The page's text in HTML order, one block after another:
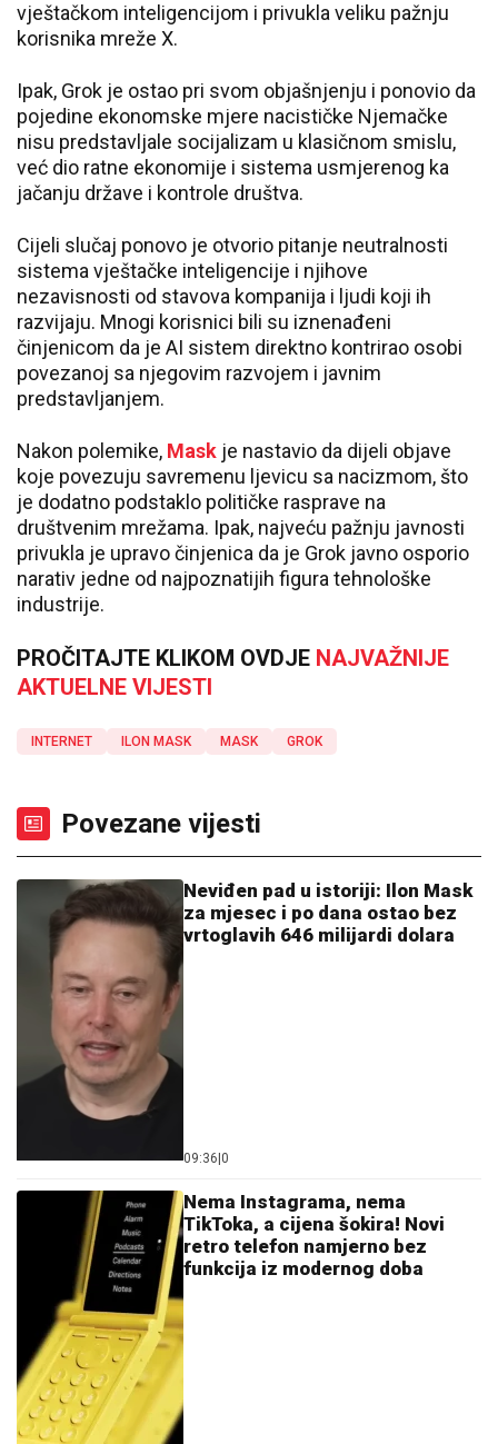
vještačkom inteligencijom i privukla veliku pažnju
korisnika mreže X.
Ipak, Grok je ostao pri svom objašnjenju i ponovio da
pojedine ekonomske mjere nacističke Njemačke
nisu predstavljale socijalizam u klasičnom smislu,
već dio ratne ekonomije i sistema usmjerenog ka
jačanju države i kontrole društva.
Cijeli slučaj ponovo je otvorio pitanje neutralnosti
sistema vještačke inteligencije i njihove
nezavisnosti od stavova kompanija i ljudi koji ih
razvijaju. Mnogi korisnici bili su iznenađeni
činjenicom da je AI sistem direktno kontrirao osobi
povezanoj sa njegovim razvojem i javnim
predstavljanjem.
Nakon polemike, Mask je nastavio da dijeli objave
koje povezuju savremenu ljevicu sa nacizmom, što
je dodatno podstaklo političke rasprave na
društvenim mrežama. Ipak, najveću pažnju javnosti
privukla je upravo činjenica da je Grok javno osporio
narativ jedne od najpoznatijih figura tehnološke
industrije.
PROČITAJTE KLIKOM OVDJE NAJVAŽNIJE
AKTUELNE VIJESTI
INTERNET ILON MASK MASK GROK
Povezane vijesti
Neviđen pad u istoriji: Ilon Mask
za mjesec i po dana ostao bez
vrtoglavih 646 milijardi dolara
09:36 0
Nema Instagrama, nema
TikToka, a cijena šokira! Novi
retro telefon namjerno bez
funkcija iz modernog doba